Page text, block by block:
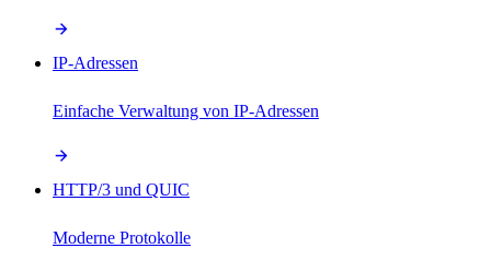
IP-Adressen
Einfache Verwaltung von IP-Adressen
HTTP/3 und QUIC
Moderne Protokolle